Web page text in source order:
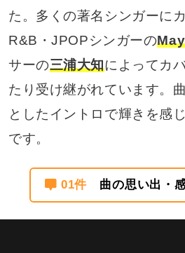
た。多くの著名シンガーに
R&B・JPOPシンガーの
サーの三浦大知によってカ
たり受け継がれています。
としたイントロで輝きを感
です。
01件 曲の思い出・